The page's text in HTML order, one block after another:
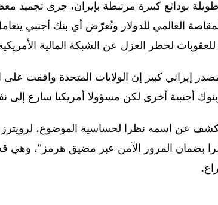
بودائع كبيرة مرتبطة بإيران، جرى تجميد
العالمي للدولار وتُعرّض أي بنك أجنبي
لخطر العزل عن الشبكة المالية
مصدر إيراني كبير إن الولايات المتحدة وافقت
أجنبية أخرى لكن مسؤولا أمريكيا سارع إلى
عن اسمه نظرا لحساسية الموضوع، لرويترز
بضمان المرور الآمن عبر مضيق هرمز”، وهي